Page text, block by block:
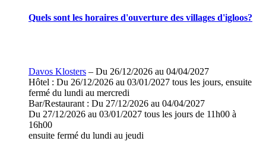
Quels sont les horaires d'ouverture des villages d'igloos?
Davos Klosters – Du 26/12/2026 au 04/04/2027
Hôtel : Du 26/12/2026 au 03/01/2027 tous les jours, ensuite
fermé du lundi au mercredi
Bar/Restaurant : Du 27/12/2026 au 04/04/2027
Du 27/12/2026 au 03/01/2027 tous les jours de 11h00 à
16h00
ensuite fermé du lundi au jeudi